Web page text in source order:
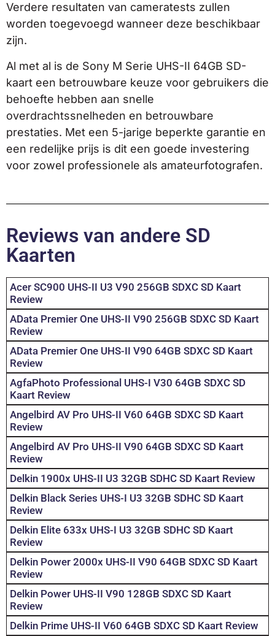
Verdere resultaten van cameratests zullen
worden toegevoegd wanneer deze beschikbaar
zijn.
Al met al is de Sony M Serie UHS-II 64GB SD-
kaart een betrouwbare keuze voor gebruikers die
behoefte hebben aan snelle
overdrachtssnelheden en betrouwbare
prestaties. Met een 5-jarige beperkte garantie en
een redelijke prijs is dit een goede investering
voor zowel professionele als amateurfotografen.
Reviews van andere SD
Kaarten
Acer SC900 UHS-II U3 V90 256GB SDXC SD Kaart
Review
AData Premier One UHS-II V90 256GB SDXC SD Kaart
Review
AData Premier One UHS-II V90 64GB SDXC SD Kaart
Review
AgfaPhoto Professional UHS-I V30 64GB SDXC SD
Kaart Review
Angelbird AV Pro UHS-II V60 64GB SDXC SD Kaart
Review
Angelbird AV Pro UHS-II V90 64GB SDXC SD Kaart
Review
Delkin 1900x UHS-II U3 32GB SDHC SD Kaart Review
Delkin Black Series UHS-I U3 32GB SDHC SD Kaart
Review
Delkin Elite 633x UHS-I U3 32GB SDHC SD Kaart
Review
Delkin Power 2000x UHS-II V90 64GB SDXC SD Kaart
Review
Delkin Power UHS-II V90 128GB SDXC SD Kaart
Review
Delkin Prime UHS-II V60 64GB SDXC SD Kaart Review